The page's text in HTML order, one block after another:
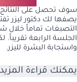
سوف تحصل على النتائج
يصفها لك دكتور ليزر
التصبغات تماماً خلال
الجلسة الرابعة
واستجابة البشرة لليزر.
يمكنك قراءة